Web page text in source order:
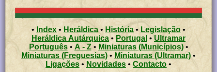
• Index• Heráldica• História • Legislação •
Heráldica Autárquica • Portugal •Ultramar
Português• A - Z• Miniaturas (Municípios)•
Miniaturas (Freguesias) • Miniaturas (Ultramar)•
Ligações• Novidades • Contacto •